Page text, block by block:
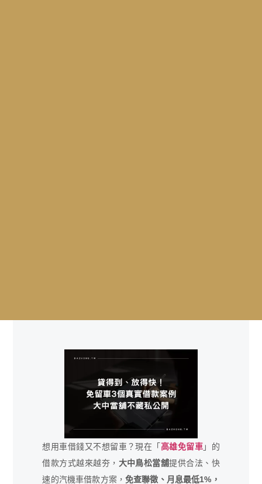
想用車借錢又不想留車？現在「 高雄免留車 」的
借款方式越來越夯， 大中鳥松當舖提供合法、快
速的汽機車借款方案， 免查聯徵、月息最低1%，